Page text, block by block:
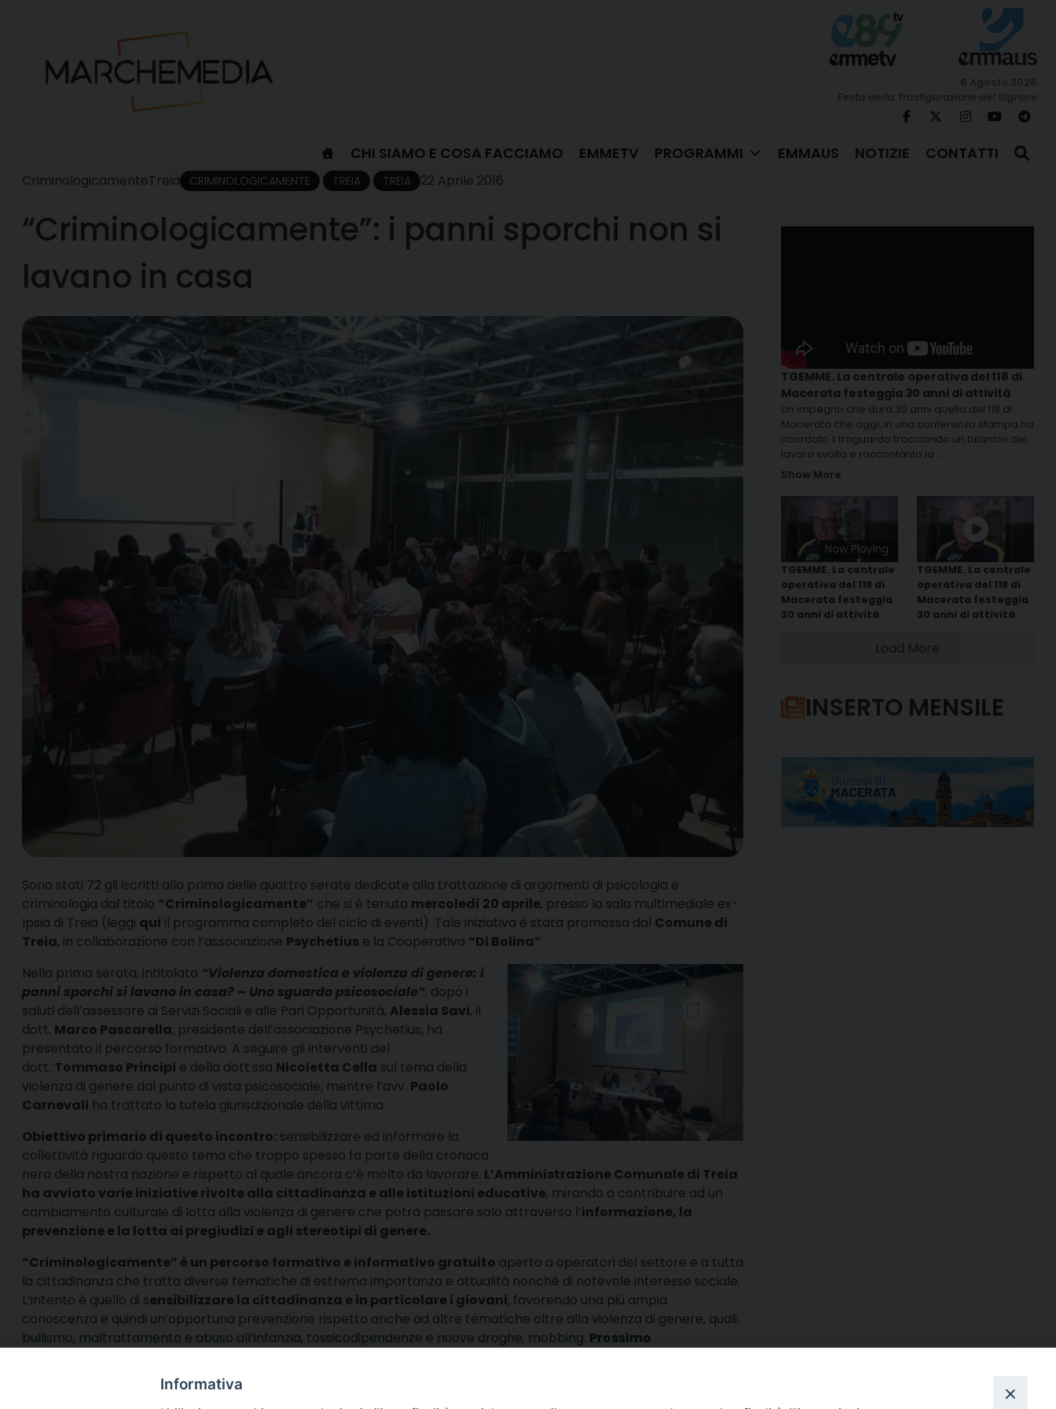
CHI SIAMO E COSA FACCIAMO EMMETV PROGRAMMI EMMAUS NOTIZIE CONTATTI
CriminologicamenteTreia CRIMINOLOGICAMENTE TREIA TREIA 22 Aprile 2016
“Criminologicamente”: i panni sporchi non si
lavano in casa
Sono stati 72 gli iscritti alla prima delle quattro serate dedicate alla trattazione di argomenti di psicologia e
criminologia dal titolo “Criminologicamente” che si è tenuta mercoledì 20 aprile, presso la sala multimediale ex-
Ipsia di Treia (leggi qui il programma completo del ciclo di eventi). Tale iniziativa è stata promossa dal Comune di
Treia, in collaborazione con l’associazione Psychetius e la Cooperativa “Di Bolina”.
Nella prima serata, intitolata “Violenza domestica e violenza di genere: i
panni sporchi si lavano in casa? – Uno sguardo psicosociale”, dopo i
saluti dell’assessore ai Servizi Sociali e alle Pari Opportunità, Alessia Savi, il
dott. Marco Pascarella, presidente dell’associazione Psychetius, ha
presentato il percorso formativo. A seguire gli interventi del
dott. Tommaso Principi e della dott.ssa Nicoletta Cella sul tema della
violenza di genere dal punto di vista psicosociale, mentre l’avv. Paolo
Carnevali ha trattato la tutela giurisdizionale della vittima.
Obiettivo primario di questo incontro: sensibilizzare ed informare la
collettività riguardo questo tema che troppo spesso fa parte della cronaca
nera della nostra nazione e rispetto al quale ancora c’è molto da lavorare. L’Amministrazione Comunale di Treia
ha avviato varie iniziative rivolte alla cittadinanza e alle istituzioni educative, mirando a contribuire ad un
cambiamento culturale di lotta alla violenza di genere che potrà passare solo attraverso l’informazione, la
prevenzione e la lotta ai pregiudizi e agli stereotipi di genere.
“Criminologicamente” è un percorso formativo e informativo gratuito aperto a operatori del settore e a tutta
la cittadinanza che tratta diverse tematiche di estrema importanza e attualità nonché di notevole interesse sociale.
L’intento è quello di sensibilizzare la cittadinanza e in particolare i giovani, favorendo una più ampia
conoscenza e quindi un’opportuna prevenzione rispetto anche ad altre tematiche oltre alla violenza di genere, quali:
bullismo, maltrattamento e abuso all’infanzia, tossicodipendenze e nuove droghe, mobbing. Prossimo
TGEMME. La centrale operativa del 118 di
Macerata festeggia 30 anni di attività
Un impegno che dura 30 anni quello del 118 di
Macerata che oggi, in una conferenza stampa ha
ricordato il traguardo tracciando un bilancio del
lavoro svolto e raccontanto la ...
Show More
Now Playing
TGEMME. La centrale
operativa del 118 di
Macerata festeggia
30 anni di attività
TGEMME. La centrale
operativa del 118 di
Macerata festeggia
30 anni di attività
Load More
INSERTO MENSILE
Informativa